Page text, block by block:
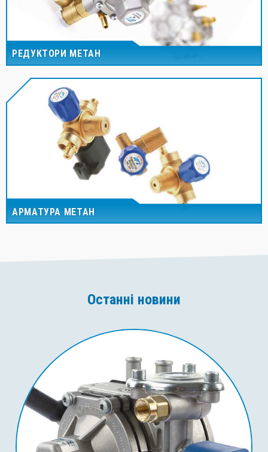
РЕДУКТОРИ МЕТАН
АРМАТУРА МЕТАН
Останні новини